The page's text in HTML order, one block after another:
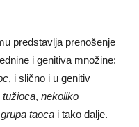
predstavlja prenošenje
i genitiva množine:
, i slično i u genitiv
tužioca, nekoliko
grupa taoca i tako dalje.